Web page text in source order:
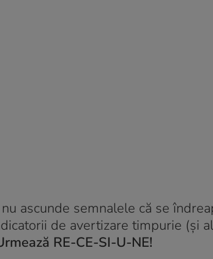
ascunde semnalele că se
de avertizare timpurie (și
RE-CE-SI-U-NE!